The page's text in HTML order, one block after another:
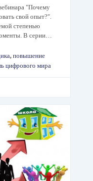
"Почему
свой опыт?".
степенью
В серии…
, повышение
цифрового мира